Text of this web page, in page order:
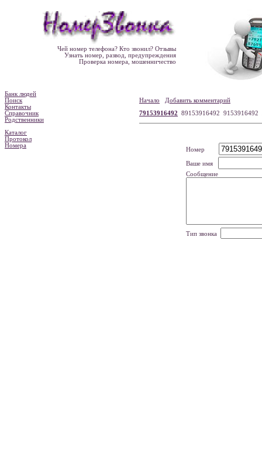
Чей номер телефона? Кто звонил? Отзывы
Узнать номер, развод, предупреждения
Проверка номера, мошенничество
Банк людей
Поиск
Контакты
Справочник
Родственники
Каталог
Протокол
Номера
Начало
Добавить комментарий
79153916492 89153916492 9153916492
Номер
Ваше имя
Сообщение
Тип звонка